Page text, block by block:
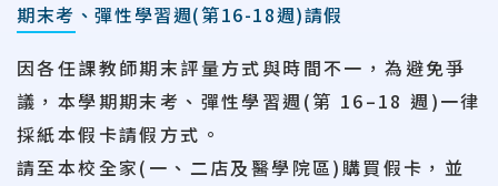
期末考、彈性學習週(第16-18週)請假
因各任課教師期末評量方式與時間不一，為避免爭
議，本學期期末考、彈性學習週(第 16–18 週)一律
採紙本假卡請假方式。
請至本校全家(一、二店及醫學院區)購買假卡， 並